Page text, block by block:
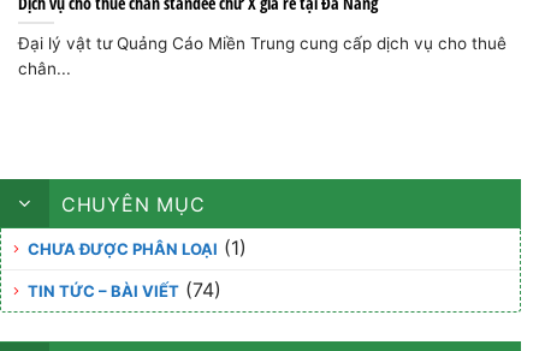
Đại lý vật tư Quảng Cáo Miền Trung cung cấp dịch vụ cho thuê
chân...
CHUYÊN MỤC
CHƯA ĐƯỢC PHÂN LOẠI (1)
TIN TỨC – BÀI VIẾT (74)